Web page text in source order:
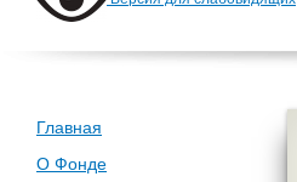
Главная
О Фонде